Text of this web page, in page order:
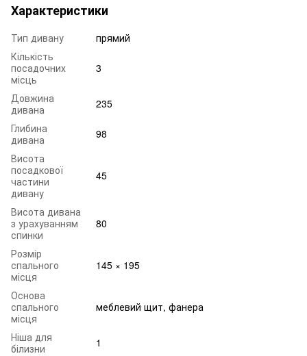
Характеристики
Тип дивану
прямий
Кількість
посадочних
місць
3
Довжина
дивана
235
Глибина
дивана
98
Висота
посадкової
частини
дивану
45
Висота дивана
з урахуванням
спинки
80
Розмір
спального
місця
145 × 195
Основа
спального
місця
меблевий щит, фанера
Ніша для
білизни
1